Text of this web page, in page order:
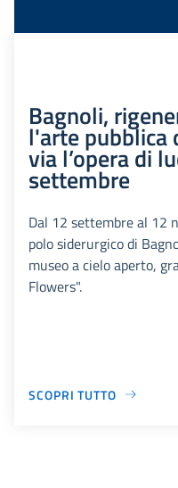
Bagnoli,
l'arte pubblica
via l’opera di
settembre
Dal 12 settembre al 12
polo siderurgico di
museo a cielo aperto,
Flowers".
SCOPRI TUTTO